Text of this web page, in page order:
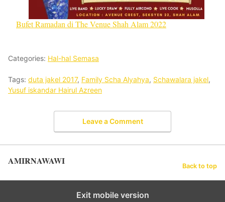
Bufet Ramadan di The Venue Shah Alam 2022
Categories: Hal-hal Semasa
Tags: duta jakel 2017, Family Scha Alyahya, Schawalara jakel,
Yusuf iskandar Hairul Azreen
Leave a Comment
AMIRNAWAWI Back to top
Exit mobile version